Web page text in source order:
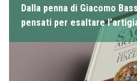
Dalla penna di Giacomo
pensati per esaltare